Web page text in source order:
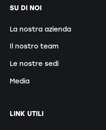
SU DI NOI
La nostra azienda
Il nostro team
Le nostre sedi
Media
LINK UTILI